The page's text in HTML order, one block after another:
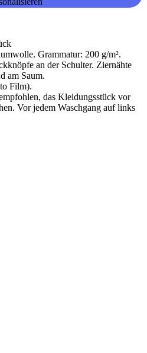
Grammatur: 200 g/m².
an der Schulter. Ziernähte
am Saum.
Film).
das Kleidungsstück vor
Vor jedem Waschgang auf links